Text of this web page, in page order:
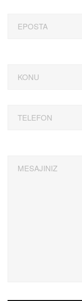
EPOSTA
KONU
TELEFON
MESAJINIZ